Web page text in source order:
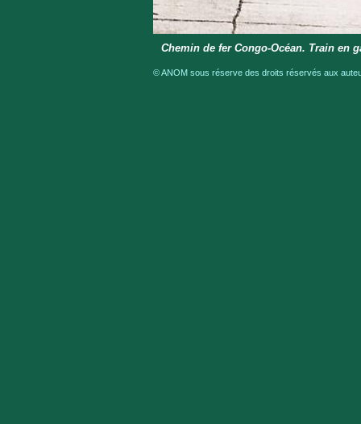
Chemin de fer Congo-Océan. Train en
© ANOM sous réserve des droits réservés aux